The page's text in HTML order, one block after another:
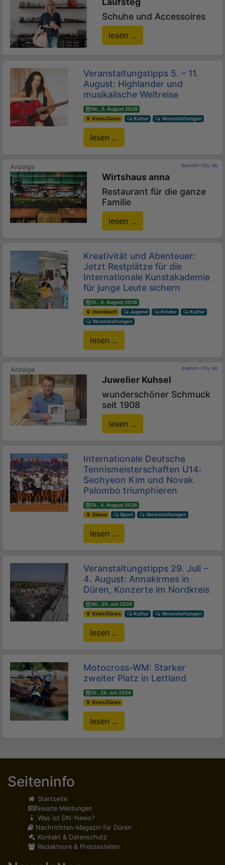
Schuhe und Accessoires
lesen ...
Veranstaltungstipps 5. – 11.
August: Highlander und
musikalische Weltreise
Mi., 5. August 2026
Kreis Düren
Kultur Veranstaltungen
lesen ...
dueren-city.de
Wirtshaus anna
Restaurant für die ganze
Familie
lesen ...
Kreativität und Abenteuer:
Jetzt Restplätze für die
Internationale Kunstakademie
für junge Leute sichern
Di., 4. August 2026
Heimbach
Jugend Kinder
Kultur
Veranstaltungen
lesen ...
dueren-city.de
Juwelier Kuhsel
wunderschöner Schmuck
seit 1908
lesen ...
Internationale Deutsche
Tennismeisterschaften U14:
Seohyeon Kim und Novak
Palombo triumphieren
Di., 4. August 2026
Düren
Sport Veranstaltungen
lesen ...
Veranstaltungstipps 29. Juli –
4. August: Annakirmes in
Düren, Konzerte im Nordkreis
Mi., 29. Juli 2026
Kreis Düren
Kultur Veranstaltungen
lesen ...
Motocross-WM: Starker
zweiter Platz in Lettland
Di., 28. Juli 2026
Kreis Düren
lesen ...
Seiteninfo
Startseite
Neuste Meldungen
Was ist DN-News?
Nachrichten-Magazin für Düren
Kontakt & Datenschutz
Redakteure & Pressestellen